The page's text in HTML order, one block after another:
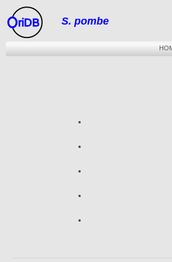
riDB S. pombe